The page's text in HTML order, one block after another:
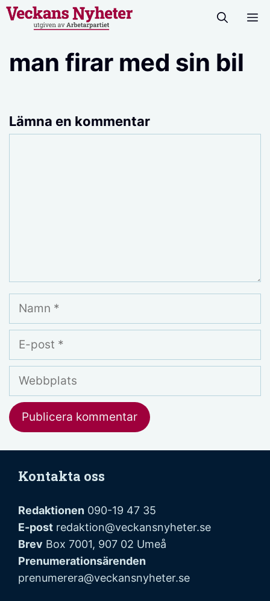
Hoppa
man firar med sin bil
Lämna en kommentar
Namn
E-
post
Webbplats
Kontakta oss
Redaktionen 090-19 47 35
E-post redaktion@veckansnyheter.se
Brev Box 7001, 907 02 Umeå
Prenumerationsärenden
prenumerera@veckansnyheter.se